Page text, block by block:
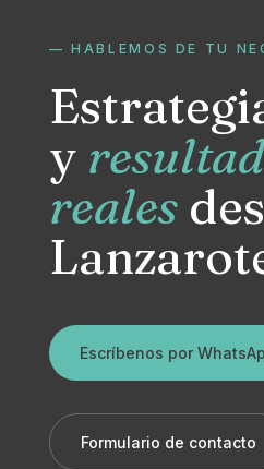
— HABLEMOS DE TU
y
reales
Escríbenos por
Formulario de contacto